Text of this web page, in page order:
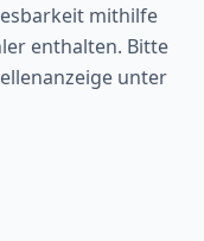
mithilfe
enthalten. Bitte
unter